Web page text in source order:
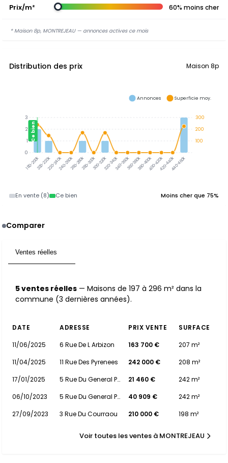
Prix/m² 60% moins cher
* Maison 8p, MONTREJEAU — annonces actives ce mois
Distribution des prix Maison 8p
180-200k200-220k220-240k240-260k260-280k280-300k300-320k320-340k340-360k360-380k380-400k400-420k420-440k440-460k
Ce bien
300
200
100
3
2
1
0
Annonces Superficie moy.
En vente (8) Ce bien Moins cher que 75%
Comparer
Ventes réelles
5 ventes réelles — Maisons de 197 à 296 m² dans la
commune (3 dernières années).
DATE ADRESSE PRIX VENTE
SURFACE
11/06/2025
6 Rue De L Arbizon 163 700 €
207 m²
11/04/2025
11 Rue Des Pyrenees 242 000 €
208 m²
17/01/2025
5 Rue Du General Pelleport 21 460 €
242 m²
06/10/2023
5 Rue Du General Pelleport 40 909 €
242 m²
27/09/2023
3 Rue Du Courraou 210 000 € 198 m²
Voir toutes les ventes à MONTREJEAU